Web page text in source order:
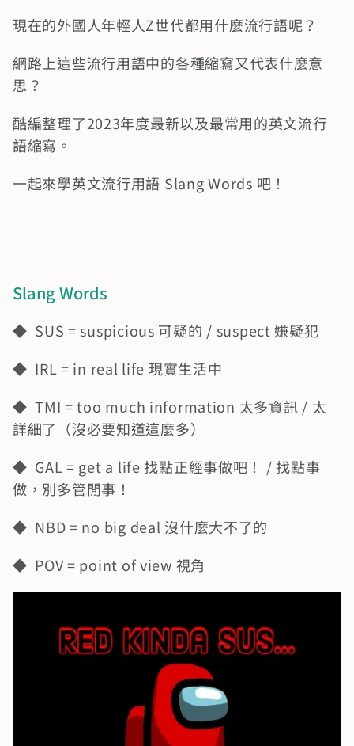
現在的外國人年輕人Z世代都用什麼流行語呢？
網路上這些流行用語中的各種縮寫又代表什麼意
思？
酷編整理了2023年度最新以及最常用的英文流行
語縮寫。
一起來學英文流行用語 Slang Words 吧！
Slang Words
◆  SUS = suspicious 可疑的 / suspect 嫌疑犯
◆  IRL = in real life 現實生活中
◆  TMI = too much information 太多資訊 / 太
詳細了（沒必要知道這麼多）
◆  GAL = get a life 找點正經事做吧！ / 找點事
做，別多管閒事！
◆  NBD = no big deal 沒什麼大不了的
◆  POV = point of view 視角